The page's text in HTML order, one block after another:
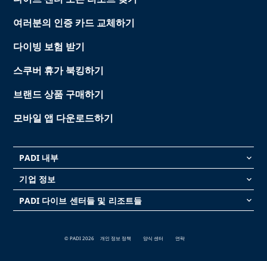
여러분의 인증 카드 교체하기
다이빙 보험 받기
스쿠버 휴가 북킹하기
브랜드 상품 구매하기
모바일 앱 다운로드하기
PADI 내부 keyboard_arrow_down
기업 정보 keyboard_arrow_down
PADI 다이브 센터들 및 리조트들 keyboard_arrow_down
© PADI 2026 개인 정보 정책 양식 센터 연락